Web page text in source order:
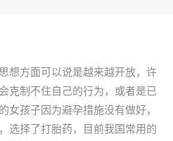
想方面可以说是越来越开放，许
克制不住自己的行为，或者是已
女孩子因为避孕措施没有做好，
选择了打胎药，目前我国常用的